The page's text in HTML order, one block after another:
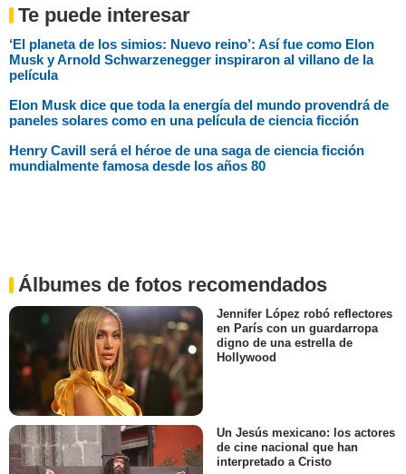
Te puede interesar
‘El planeta de los simios: Nuevo reino’: Así fue como Elon
Musk y Arnold Schwarzenegger inspiraron al villano de la
película
Elon Musk dice que toda la energía del mundo provendrá de
paneles solares como en una película de ciencia ficción
Henry Cavill será el héroe de una saga de ciencia ficción
mundialmente famosa desde los años 80
Álbumes de fotos recomendados
Jennifer López robó reflectores
en París con un guardarropa
digno de una estrella de
Hollywood
Un Jesús mexicano: los actores
de cine nacional que han
interpretado a Cristo